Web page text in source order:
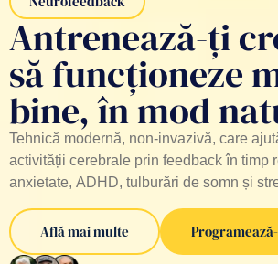
Antrenează-ți
să funcționeze
bine, în mod
Tehnică modernă, non-invazivă, care
activității cerebrale prin feedback în timp
anxietate, ADHD, tulburări de somn și
Află mai multe